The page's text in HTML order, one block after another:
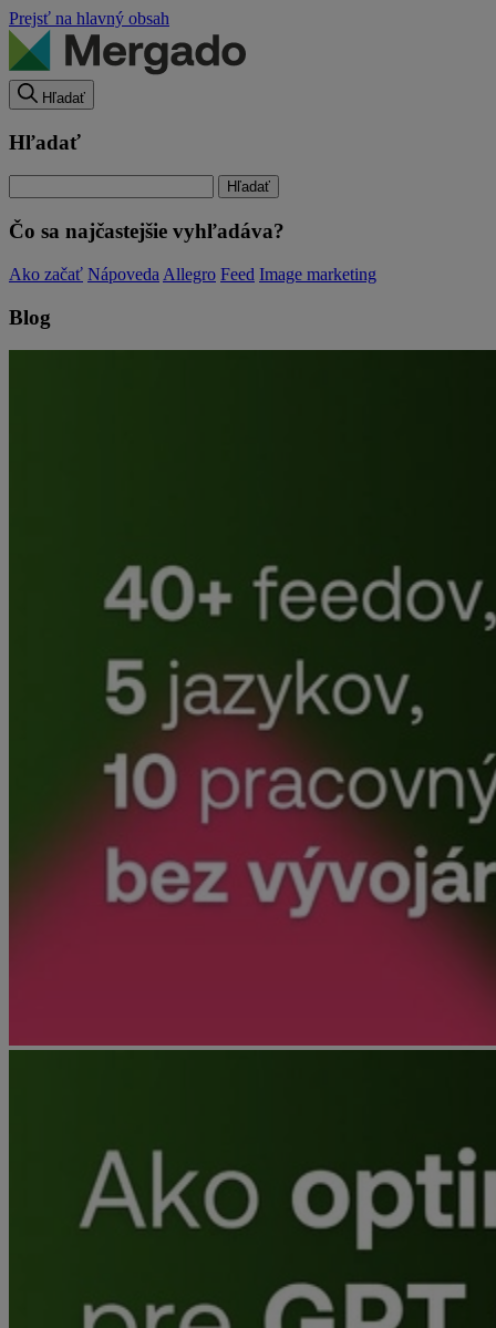
Prejsť na hlavný obsah
Hľadať
Hľadať
Čo sa najčastejšie vyhľadáva?
Ako začať Nápoveda Allegro Feed Image marketing
Blog